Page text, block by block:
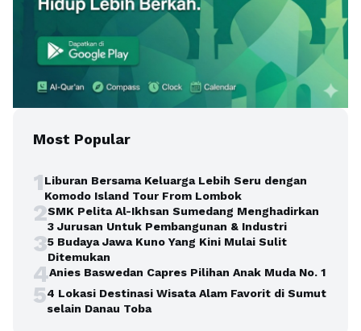
Most Popular
1Liburan Bersama Keluarga Lebih Seru dengan
Komodo Island Tour From Lombok
2SMK Pelita Al-Ikhsan Sumedang Menghadirkan
3 Jurusan Untuk Pembangunan & Industri
35 Budaya Jawa Kuno Yang Kini Mulai Sulit
Ditemukan
4Anies Baswedan Capres Pilihan Anak Muda No. 1
54 Lokasi Destinasi Wisata Alam Favorit di Sumut
selain Danau Toba